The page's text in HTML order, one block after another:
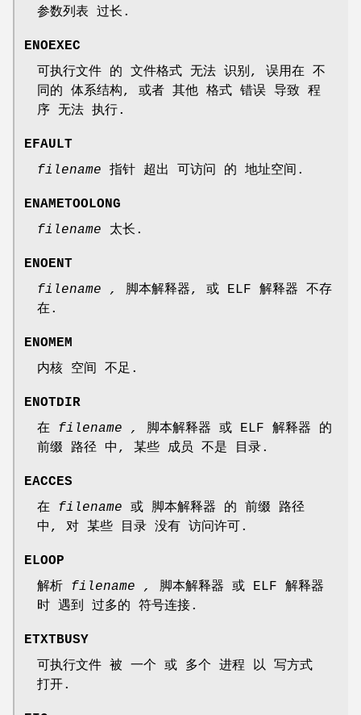
参数列表 过长.
ENOEXEC
可执行文件 的 文件格式 无法 识别, 误用在 不
同的 体系结构, 或者 其他 格式 错误 导致 程
序 无法 执行.
EFAULT
filename 指针 超出 可访问 的 地址空间.
ENAMETOOLONG
filename 太长.
ENOENT
filename ,
脚本解释器, 或 ELF 解释器 不存
在.
ENOMEM
内核 空间 不足.
ENOTDIR
在 filename ,
脚本解释器 或 ELF 解释器 的
前缀 路径 中, 某些 成员 不是 目录.
EACCES
在 filename 或 脚本解释器 的 前缀 路径
中, 对 某些 目录 没有 访问许可.
ELOOP
解析 filename ,
脚本解释器 或 ELF 解释器
时 遇到 过多的 符号连接.
ETXTBUSY
可执行文件 被 一个 或 多个 进程 以 写方式
打开.